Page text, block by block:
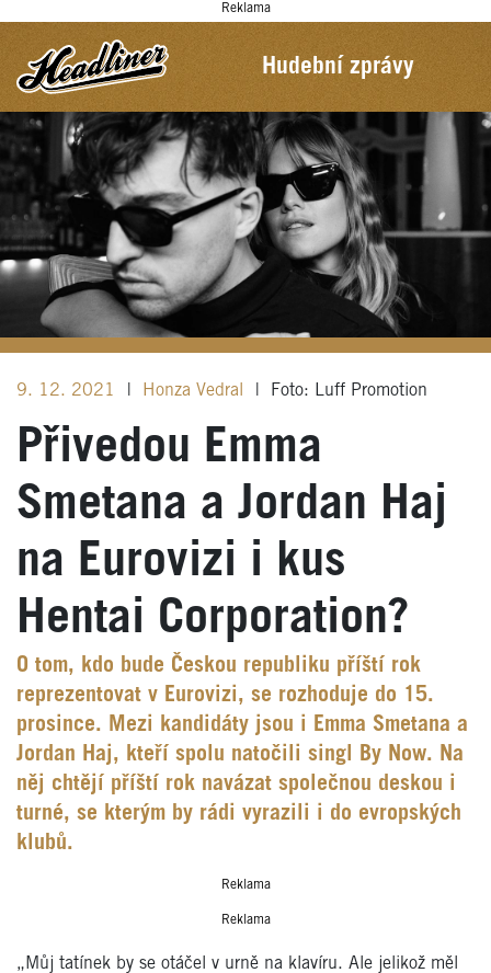
Reklama
Hudební zprávy
9. 12. 2021 Honza Vedral Foto: Luff Promotion
Přivedou Emma
Smetana a Jordan Haj
na Eurovizi i kus
Hentai Corporation?
O tom, kdo bude Českou republiku příští rok
reprezentovat v Eurovizi, se rozhoduje do 15.
prosince. Mezi kandidáty jsou i Emma Smetana a
Jordan Haj, kteří spolu natočili singl By Now. Na
něj chtějí příští rok navázat společnou deskou i
turné, se kterým by rádi vyrazili i do evropských
klubů.
Reklama
Reklama
„Můj tatínek by se otáčel v urně na klavíru. Ale jelikož měl